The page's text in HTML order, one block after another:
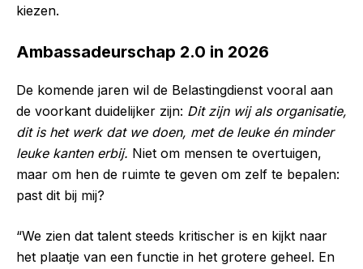
kiezen.
Ambassadeurschap 2.0 in 2026
De komende jaren wil de Belastingdienst vooral aan
de voorkant duidelijker zijn: Dit zijn wij als organisatie,
dit is het werk dat we doen, met de leuke én minder
leuke kanten erbij. Niet om mensen te overtuigen,
maar om hen de ruimte te geven om zelf te bepalen:
past dit bij mij?
“We zien dat talent steeds kritischer is en kijkt naar
het plaatje van een functie in het grotere geheel. En